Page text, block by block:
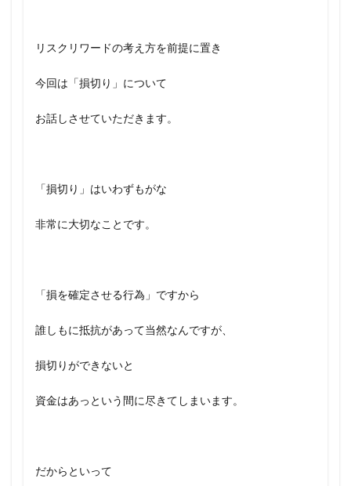
リスクリワードの考え方を前提に置き
今回は「損切り」について
お話しさせていただきます。
「損切り」はいわずもがな
非常に大切なことです。
「損を確定させる行為」ですから
誰しもに抵抗があって当然なんですが、
損切りができないと
資金はあっという間に尽きてしまいます。
だからといって